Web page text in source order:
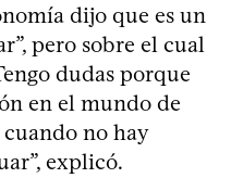
dijo que es un
pero sobre el cual
dudas porque
en el mundo de
no hay
explicó.